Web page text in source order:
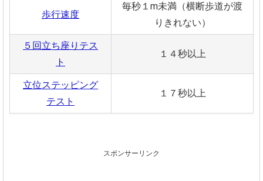
歩行速度
毎秒１m未満（横断歩道が渡
りきれない）
５回立ち座りテス
ト
１４秒以上
立位ステッピング
テスト
１７秒以上
スポンサーリンク